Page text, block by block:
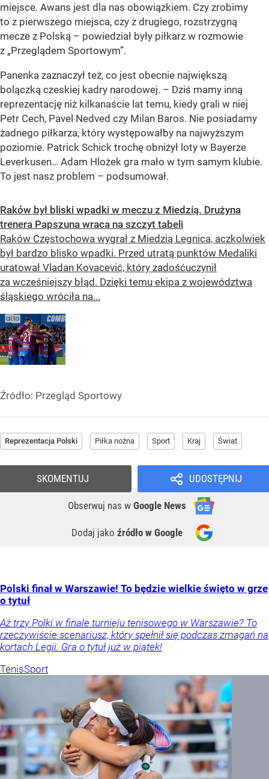
miejsce. Awans jest dla nas obowiązkiem. Czy zrobimy
to z pierwszego miejsca, czy z drugiego, rozstrzygną
mecze z Polską – powiedział były piłkarz w rozmowie
z „Przeglądem Sportowym”.
Panenka zaznaczył też, co jest obecnie największą
bolączką czeskiej kadry narodowej. – Dziś mamy inną
reprezentację niż kilkanaście lat temu, kiedy grali w niej
Petr Cech, Pavel Nedved czy Milan Baros. Nie posiadamy
żadnego piłkarza, który występowałby na najwyższym
poziomie. Patrick Schick trochę obniżył loty w Bayerze
Leverkusen… Adam Hlożek gra mało w tym samym klubie.
To jest nasz problem – podsumował.
Raków był bliski wpadki w meczu z Miedzią. Drużyna
trenera Papszuna wraca na szczyt tabeli
Raków Częstochowa wygrał z Miedzią Legnica, aczkolwiek
był bardzo blisko wpadki. Przed utratą punktów Medaliki
uratował Vladan Kovacević, który zadośćuczynił
za wcześniejszy błąd. Dzięki temu ekipa z województwa
śląskiego wróciła na...
Źródło: Przegląd Sportowy
Reprezentacja Polski Piłka nożna Sport Kraj Świat
UDOSTĘPNIJ
Obserwuj nas w Google News
Dodaj jako źródło w Google
SKOMENTUJ
Polski finał w Warszawie! To będzie wielkie święto w grze
o tytuł
Aż trzy Polki w finale turnieju tenisowego w Warszawie? To
rzeczywiście scenariusz, który spełnił się podczas zmagań na
kortach Legii. Gra o tytuł już w piątek!
TenisSport